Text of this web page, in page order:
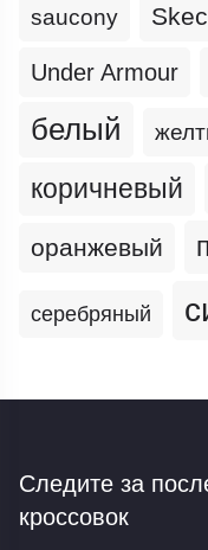
saucony
Under Armour
белый
коричневый
оранжевый
серебряный
Следите за
кроссовок